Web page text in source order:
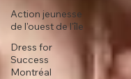
Action jeunesse
de l'ouest de l'île
Dress for
Success
Montréal